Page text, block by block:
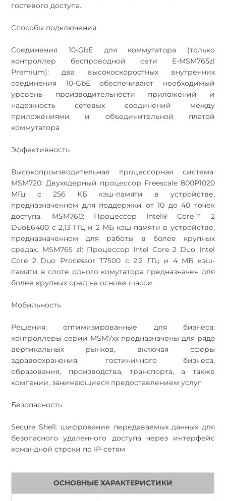
гостевого доступа.
Способы подключения
Соединения 10-GbE для коммутатора (только
контроллер беспроводной сети E-MSM765zl
Premium): два высокоскоростных внутренних
соединения 10-GbE обеспечивают необходимый
уровень производительности приложений и
надежность сетевых соединений между
приложениями и объединительной платой
коммутатора
Эффективность
Высокопроизводительная процессорная система:
MSM720: Двухядерный процессор Freescale 800P1020
МГц с 256 КБ кэш-памяти в устройстве,
предназначенном для поддержки от 10 до 40 точек
доступа. MSM760: Процессор Intel® Core™ 2
DuoE6400 с 2,13 ГГц и 2 МБ кэш-памяти в устройстве,
предназначенном для работы в более крупных
средах. MSM765 zl: Процессор Intel Core 2 Duo Intel
Core 2 Duo Processor T7500 с 2,2 ГГц и 4 МБ кэш-
памяти в слоте одного комутатора предназначен для
более крупных сред на основе шасси.
Мобильность
Решения, оптимизированные для бизнеса:
контроллеры серии MSM7xx предназначены для ряда
вертикальных рынков, включая сферы
здравоохранения, гостиничного бизнеса,
образования, производства, транспорта, а также
компании, занимающиеся предоставлением услуг
Безопасность
Secure Shell: шифрование передаваемых данных для
безопасного удаленного доступа через интерфейс
командной строки по IP-сетям
ОСНОВНЫЕ ХАРАКТЕРИСТИКИ